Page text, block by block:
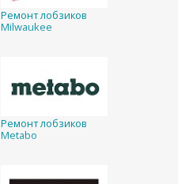
Ремонт лобзиков
Milwaukee
Ремонт лобзиков
Metabo